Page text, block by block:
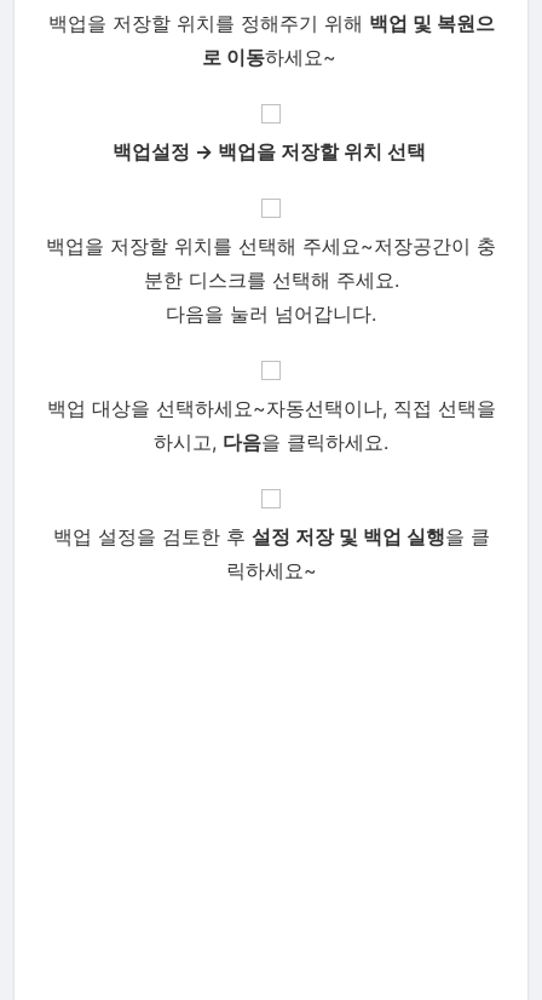
백업을 저장할 위치를 정해주기 위해 백업 및 복원으
로 이동하세요~
백업설정 → 백업을 저장할 위치 선택
백업을 저장할 위치를 선택해 주세요~저장공간이 충
분한 디스크를 선택해 주세요.
다음을 눌러 넘어갑니다.
백업 대상을 선택하세요~자동선택이나, 직접 선택을
하시고, 다음을 클릭하세요.
백업 설정을 검토한 후 설정 저장 및 백업 실행을 클
릭하세요~